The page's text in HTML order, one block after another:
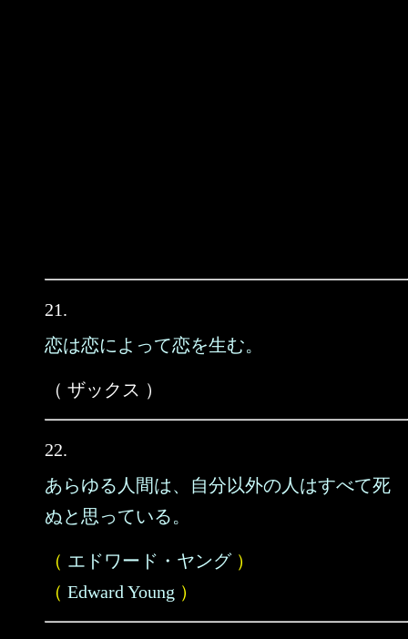
21.
恋は恋によって恋を生む。
（ ザックス ）
22.
あらゆる人間は、自分以外の人はすべて死
ぬと思っている。
（ エドワード・ヤング）
（ Edward Young ）